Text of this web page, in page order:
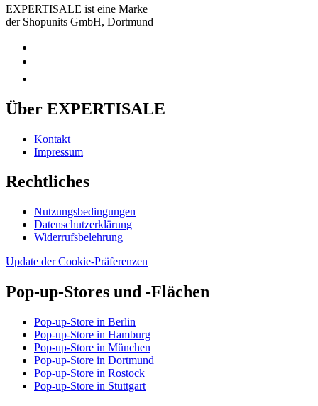
EXPERTISALE ist eine Marke
der Shopunits GmbH, Dortmund
Über EXPERTISALE
Kontakt
Impressum
Rechtliches
Nutzungsbedingungen
Datenschutzerklärung
Widerrufsbelehrung
Update der Cookie-Präferenzen
Pop-up-Stores und -Flächen
Pop-up-Store in Berlin
Pop-up-Store in Hamburg
Pop-up-Store in München
Pop-up-Store in Dortmund
Pop-up-Store in Rostock
Pop-up-Store in Stuttgart